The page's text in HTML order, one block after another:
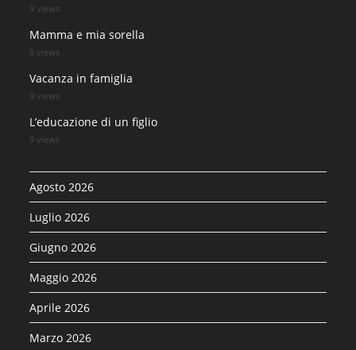
9 views
Mamma e mia sorella
9 views
Vacanza in famiglia
9 views
L’educazione di un figlio
9 views
Agosto 2026
Luglio 2026
Giugno 2026
Maggio 2026
Aprile 2026
Marzo 2026